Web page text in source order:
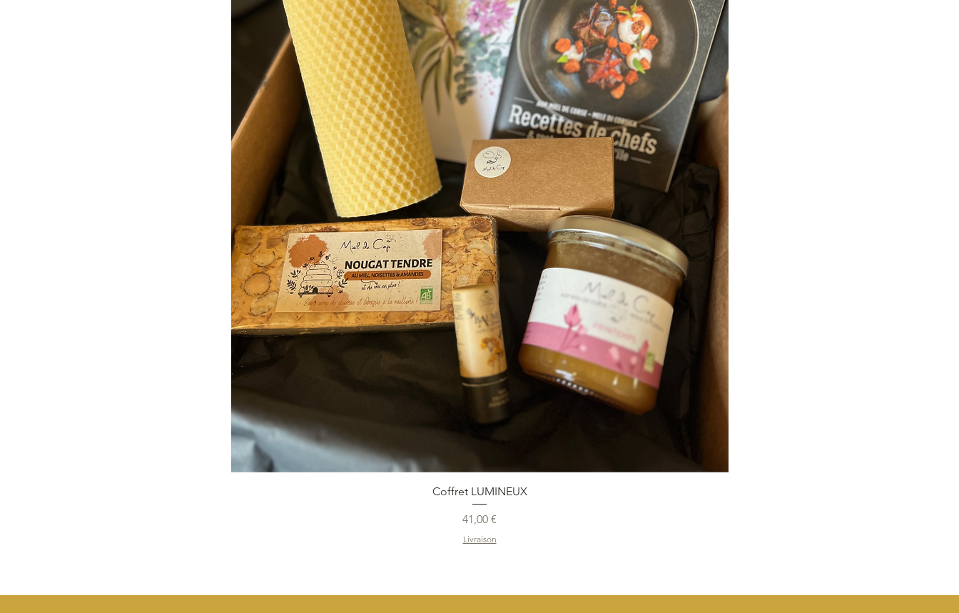
Coffret LUMINEUX
Prix
41,00 €
Livraison